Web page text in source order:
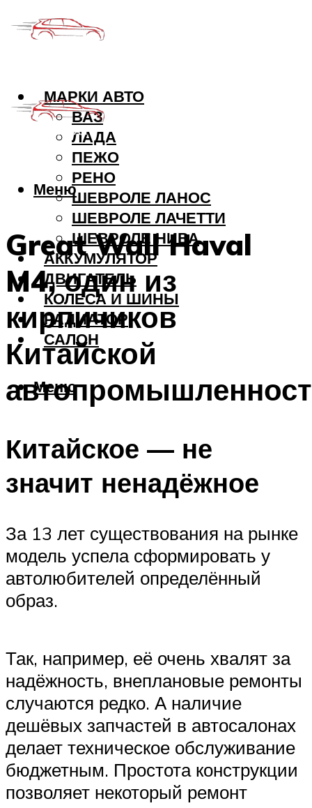
МАРКИ АВТО
ВАЗ
ЛАДА
ПЕЖО
РЕНО
ШЕВРОЛЕ ЛАНОС
ШЕВРОЛЕ ЛАЧЕТТИ
ШЕВРОЛЕ НИВА
АККУМУЛЯТОР
ДВИГАТЕЛЬ
КОЛЕСА И ШИНЫ
РАДИАТОР
САЛОН
Меню
Меню
Great Wall Haval
M4, один из
кирпичиков
Китайской
Китайское — не
значит ненадёжное
За 13 лет существования на рынке
модель успела сформировать у
автолюбителей определённый
образ.
Так, например, её очень хвалят за
надёжность, внеплановые ремонты
случаются редко. А наличие
дешёвых запчастей в автосалонах
делает техническое обслуживание
бюджетным. Простота конструкции
позволяет некоторый ремонт